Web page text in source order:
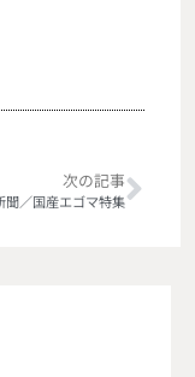
次の記事
聞／国産エゴマ特集